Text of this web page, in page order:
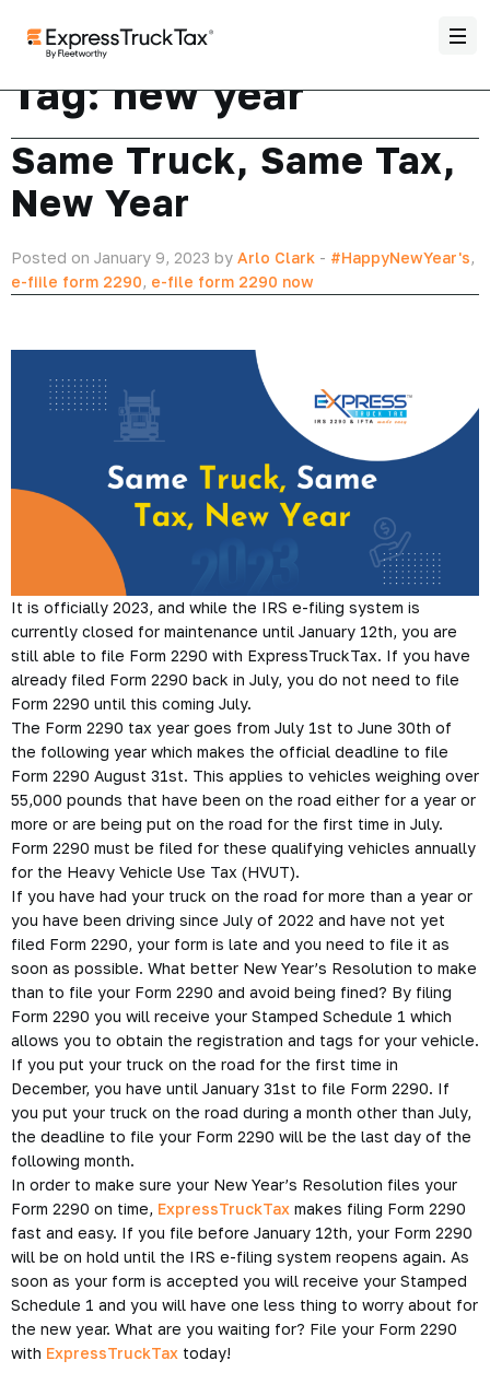
Tag:new year
Same Truck, Same Tax,
New Year
Posted on January 9, 2023 by Arlo Clark - #HappyNewYear's,
e-fiile form 2290, e-file form 2290 now
It is officially 2023, and while the IRS e-filing system is
currently closed for maintenance until January 12th, you are
still able to file Form 2290 with ExpressTruckTax. If you have
already filed Form 2290 back in July, you do not need to file
Form 2290 until this coming July.
The Form 2290 tax year goes from July 1st to June 30th of
the following year which makes the official deadline to file
Form 2290 August 31st. This applies to vehicles weighing over
55,000 pounds that have been on the road either for a year or
more or are being put on the road for the first time in July.
Form 2290 must be filed for these qualifying vehicles annually
for the Heavy Vehicle Use Tax (HVUT).
If you have had your truck on the road for more than a year or
you have been driving since July of 2022 and have not yet
filed Form 2290, your form is late and you need to file it as
soon as possible. What better New Year’s Resolution to make
than to file your Form 2290 and avoid being fined? By filing
Form 2290 you will receive your Stamped Schedule 1 which
allows you to obtain the registration and tags for your vehicle.
If you put your truck on the road for the first time in
December, you have until January 31st to file Form 2290. If
you put your truck on the road during a month other than July,
the deadline to file your Form 2290 will be the last day of the
following month.
In order to make sure your New Year’s Resolution files your
Form 2290 on time, ExpressTruckTax makes filing Form 2290
fast and easy. If you file before January 12th, your Form 2290
will be on hold until the IRS e-filing system reopens again. As
soon as your form is accepted you will receive your Stamped
Schedule 1 and you will have one less thing to worry about for
the new year. What are you waiting for? File your Form 2290
with ExpressTruckTax today!